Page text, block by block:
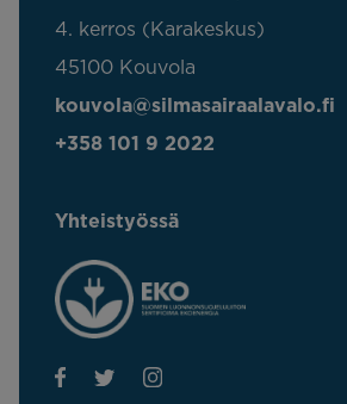
4. kerros (Karakeskus)
45100 Kouvola
kouvola@silmasairaalavalo.fi
+358 101 9 2022
Yhteistyössä